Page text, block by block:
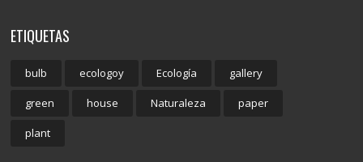
ETIQUETAS
bulb ecologoy Ecología gallery
green house Naturaleza paper
plant